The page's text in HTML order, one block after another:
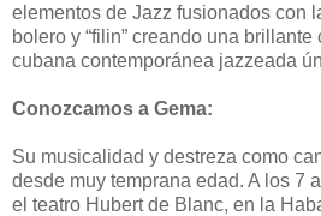
elementos de Jazz fusionados con
bolero y “filin” creando una
cubana contemporánea jazzeada
Conozcamos a Gema:
Su musicalidad y destreza como
desde muy temprana edad. A los 7
el teatro Hubert de Blanc, en la